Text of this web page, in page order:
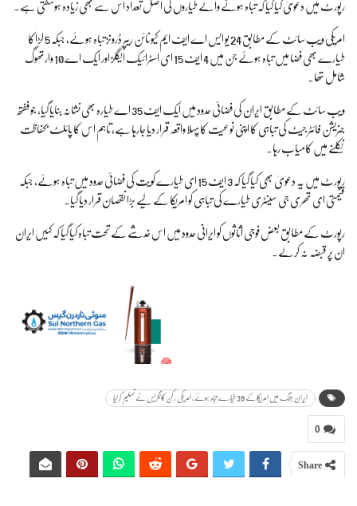
رپورٹ میں دعویٰ کیا گیا کہ تباہ ہونے والے طیاروں کی اصل تعداد اس سے بھی زیادہ ہوسکتی ہے۔
امریکی ویب سائٹ کے مطابق 24 یو ایس اے ایف ایم کیو نائن ریپر ڈرونز تباہ ہوئے، جبکہ 5 لڑاکا
طیارے بھی فضا میں تباہ ہوئے جن میں 4 ایف 15 ای اسٹرائیک ایگلز اور ایک اے 10 وارتھوگ
شامل تھا۔
ویب سائٹ کے مطابق ایران کی فضائی حدود میں ایک ایف 35 اے طیارہ بھی نشانہ بنایا گیا، جو ففتھ
جنریشن فائٹر جیٹ کی تباہی کا اپنی نوعیت کا پہلا واقعہ قرار دیا جارہا ہے، تاہم اس کا پائلٹ بحفاظت
نکلنے میں کامیاب رہا۔
رپورٹ میں یہ دعویٰ بھی کیا گیا کہ 3 ایف 15 ای طیارے کویت کی فضائی حدود میں تباہ ہوئے، جبکہ
قیمتی ای تھری جی سینٹری طیارے کی تباہی کو امریکا کے لیے بڑا نقصان قرار دیا گیا۔
رپورٹ کے مطابق بعض فوجی اثاثوں کو ایرانی حدود میں اس خدشے کے تحت تباہ کیا گیا کہ کہیں ایران
ان پر قبضہ نہ کرلے۔
ایران جنگ میں امریکا کے 39 طیارے تباہ ہوئے، امریکی رکن کانگریس نے تسلیم کرلیا
0
Share